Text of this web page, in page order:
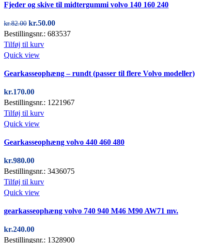
Fjeder og skive til midtergummi volvo 140 160 240
kr.82.00 Den
oprindelige
pris
var:
kr.50.00Den
aktuelle
Bestillingsnr.: 683537
Tilføj til kurv
Quick view
Gearkasseophæng – rundt (passer til flere Volvo modeller)
kr.170.00
Bestillingsnr.: 1221967
Tilføj til kurv
Quick view
Gearkasseophæng volvo 440 460 480
kr.980.00
Bestillingsnr.: 3436075
Tilføj til kurv
Quick view
gearkasseophæng volvo 740 940 M46 M90 AW71 mv.
kr.240.00
Bestillingsnr.: 1328900